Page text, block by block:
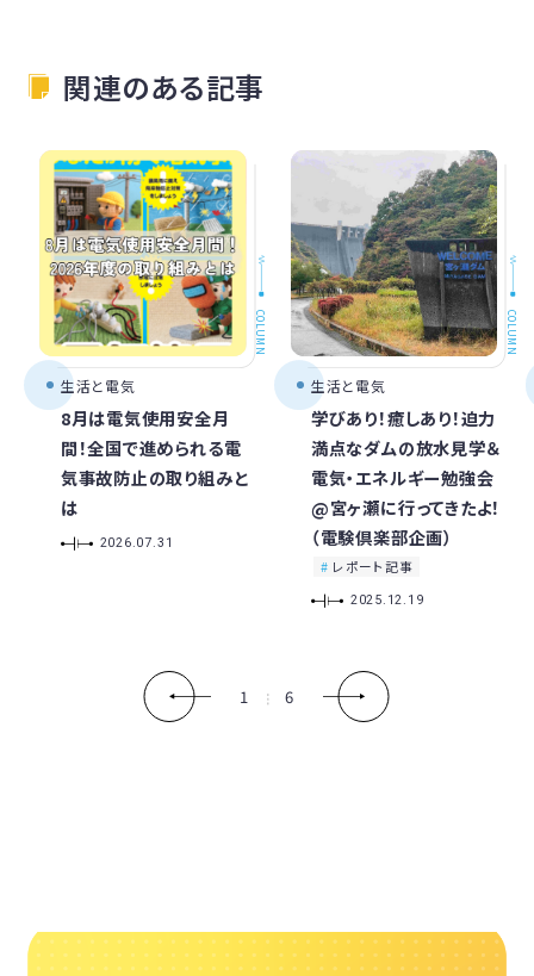
関連のある記事
COLUMN
生活と電気
8月は電気使用安全月
間！全国で進められる電
気事故防止の取り組みと
は
2026.07.31
COLUMN
生活と電気
学びあり！癒しあり！迫力
満点なダムの放水見学＆
電気・エネルギー勉強会
@宮ヶ瀬に行ってきたよ！
（電験倶楽部企画）
レポート記事
2025.12.19
1 6